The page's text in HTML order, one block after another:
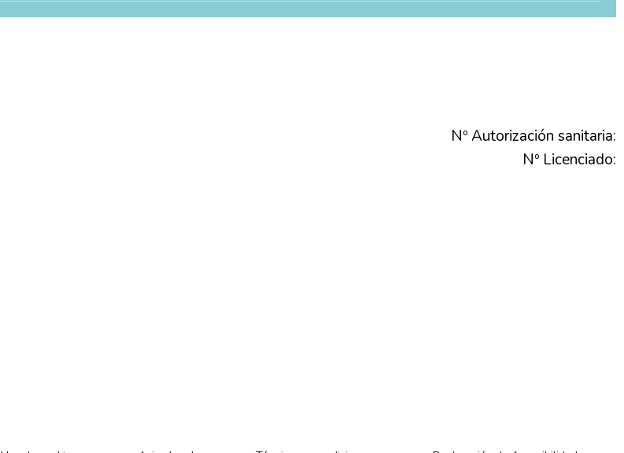
Nº Autorización sanitaria:
Nº Licenciado: